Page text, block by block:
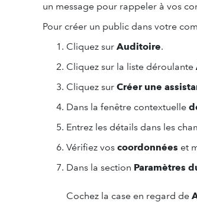
un message pour rappeler à vos
Pour créer un public dans votre
Cliquez sur Auditoire.
Cliquez sur la liste déroulante
Cliquez sur Créer une
Dans la fenêtre contextuelle
Entrez les détails dans les
Vérifiez vos coordonnées et
Dans la section Paramètres
Cochez la case en regard de